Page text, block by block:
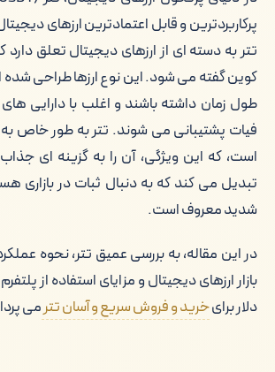
پرکاربردترین و قابل اعتمادترین ارزهای
تتر به دسته ای از ارزهای دیجیتال تعلق
کوین گفته می شود. این نوع ارزها طراحی شده
طول زمان داشته باشند و اغلب با دارایی های
فیات پشتیبانی می شوند. تتر به طور خاص به
است، که این ویژگی، آن را به گزینه ای
تبدیل می کند که به دنبال ثبات در بازاری
شدید معروف است.
در این مقاله، به بررسی عمیق تتر، نحوه
بازار ارزهای دیجیتال و مزایای استفاده از
دلار برایخرید و فروش سریع و آسان تترمی